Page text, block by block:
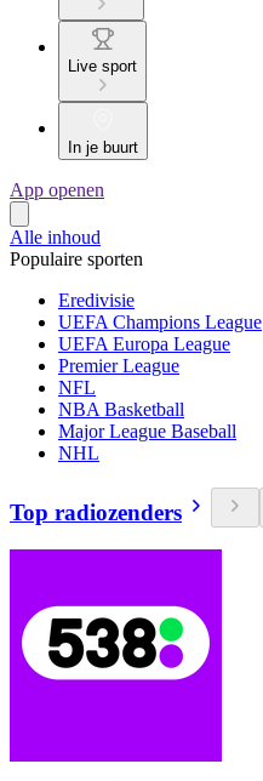
Live sport
In je buurt
App openen
Alle inhoud
Populaire sporten
Eredivisie
UEFA Champions League
UEFA Europa League
Premier League
NFL
NBA Basketball
Major League Baseball
NHL
Top radiozenders